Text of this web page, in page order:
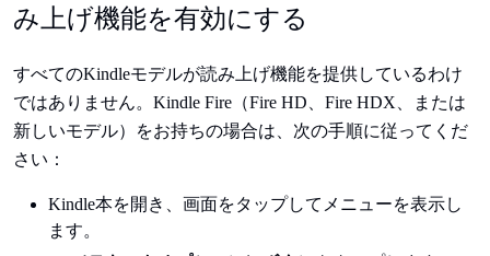
み上げ機能を有効にする
すべてのKindleモデルが読み上げ機能を提供しているわけ
ではありません。Kindle Fire（Fire HD、Fire HDX、または
新しいモデル）をお持ちの場合は、次の手順に従ってくだ
さい：
Kindle本を開き、画面をタップしてメニューを表示し
ます。